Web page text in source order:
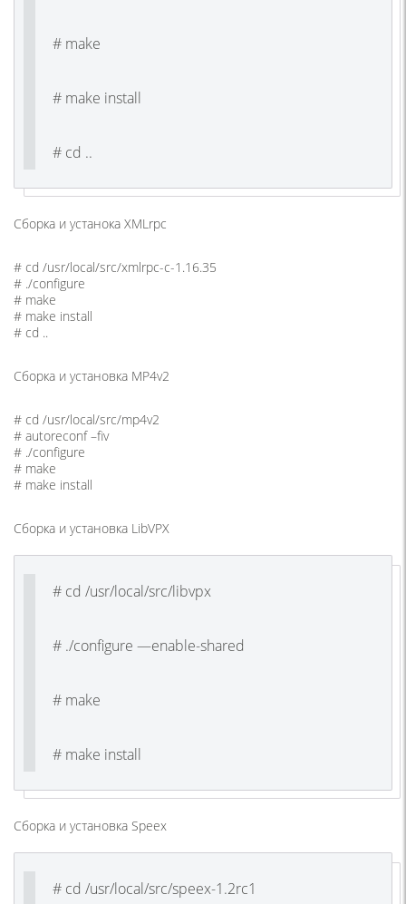
# make
# make install
# cd ..
Сборка и устанока XMLrpc
# cd /usr/local/src/xmlrpc-c-1.16.35
# ./configure
# make
# make install
# cd ..
Сборка и установка MP4v2
# cd /usr/local/src/mp4v2
# autoreconf –fiv
# ./configure
# make
# make install
Сборка и установка LibVPX
# cd /usr/local/src/libvpx
# ./configure —enable-shared
# make
# make install
Сборка и установка Speex
# cd /usr/local/src/speex-1.2rc1